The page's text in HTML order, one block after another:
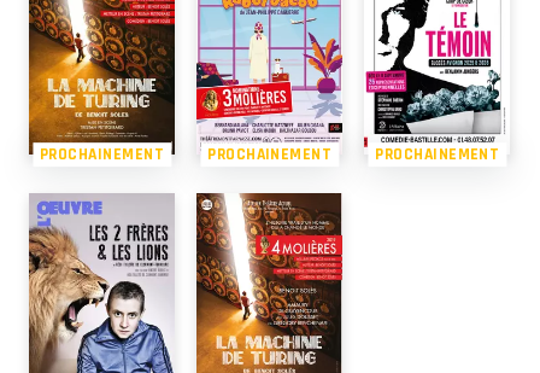
PROCHAINEMENT PROCHAINEMENT PROCHAINEMENT